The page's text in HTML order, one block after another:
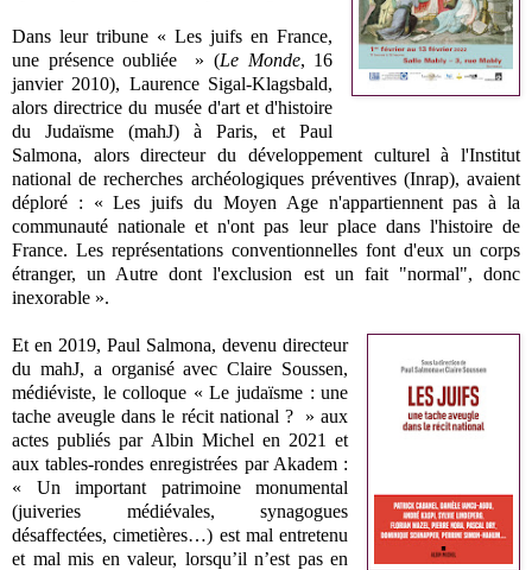
Dans leur tribune « Les juifs en France,
une présence oubliée » (Le Monde, 16
janvier 2010), Laurence Sigal-Klagsbald,
alors directrice du musée d'art et d'histoire
du Judaïsme (mahJ) à Paris, et Paul
Salmona, alors directeur du développement culturel à l'Institut
national de recherches archéologiques préventives (Inrap), avaient
déploré : « Les juifs du Moyen Age n'appartiennent pas à la
communauté nationale et n'ont pas leur place dans l'histoire de
France. Les représentations conventionnelles font d'eux un corps
étranger, un Autre dont l'exclusion est un fait "normal", donc
inexorable ».
Et en 2019, Paul Salmona, devenu directeur
du mahJ, a organisé avec Claire Soussen,
médiéviste, le colloque « Le judaïsme : une
tache aveugle dans le récit national ? » aux
actes publiés par Albin Michel en 2021 et
aux tables-rondes enregistrées par Akadem :
« Un important patrimoine monumental
(juiveries médiévales, synagogues
désaffectées, cimetières…) est mal entretenu
et mal mis en valeur, lorsqu’il n’est pas en